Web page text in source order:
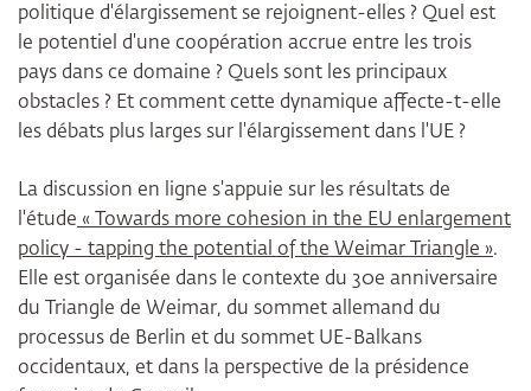
politique d'élargissement se rejoignent-elles ? Quel est
le potentiel d'une coopération accrue entre les trois
pays dans ce domaine ? Quels sont les principaux
obstacles ? Et comment cette dynamique affecte-t-elle
les débats plus larges sur l'élargissement dans l'UE ?
La discussion en ligne s'appuie sur les résultats de
l'étude « Towards more cohesion in the EU enlargement
policy - tapping the potential of the Weimar Triangle ».
Elle est organisée dans le contexte du 30e anniversaire
du Triangle de Weimar, du sommet allemand du
processus de Berlin et du sommet UE-Balkans
occidentaux, et dans la perspective de la présidence